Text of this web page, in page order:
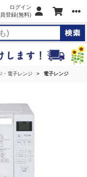
ログイン
登録(無料)
・電子レンジ 電子レンジ